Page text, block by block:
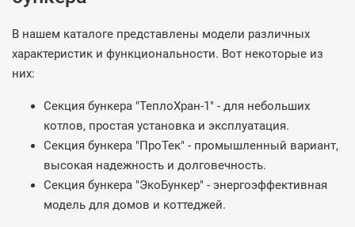
В нашем каталоге представлены модели различных
характеристик и функциональности. Вот некоторые из
них:
Секция бункера "ТеплоХран-1" - для небольших
котлов, простая установка и эксплуатация.
Секция бункера "ПроТек" - промышленный вариант,
высокая надежность и долговечность.
Секция бункера "ЭкоБункер" - энергоэффективная
модель для домов и коттеджей.